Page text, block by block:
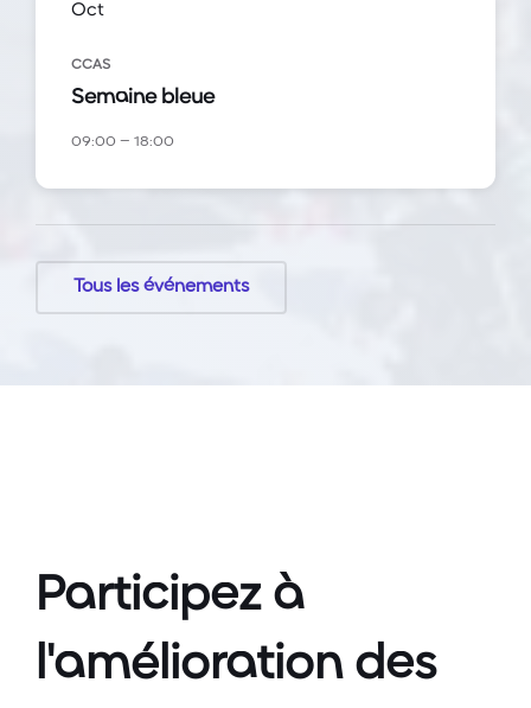
Oct
CCAS
Semaine bleue
09:00 – 18:00
Tous les événements
Participez à
l'amélioration des